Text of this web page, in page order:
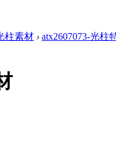
柱素材 › atx2607073-光柱